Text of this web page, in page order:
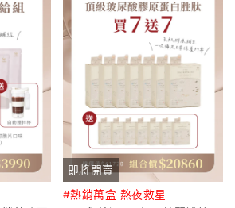
即將開賣
#熱銷萬盒 熬夜救星